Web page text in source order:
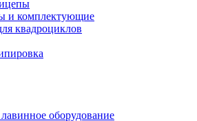
и комплектующие
квадроциклов
оборудование